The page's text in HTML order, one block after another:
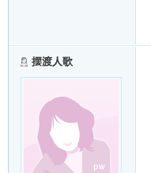
摆渡人歌